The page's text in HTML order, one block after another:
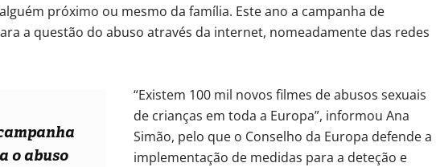
próximo ou mesmo da família. Este ano a campanha de
a questão do abuso através da internet, nomeadamente das redes
o abuso
“Existem 100 mil novos filmes de abusos sexuais
de crianças em toda a Europa”, informou Ana
Simão, pelo que o Conselho da Europa defende a
implementação de medidas para a deteção e